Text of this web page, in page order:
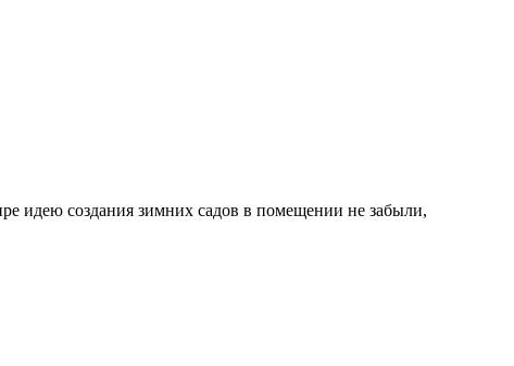
идею создания зимних садов в помещении не забыли,